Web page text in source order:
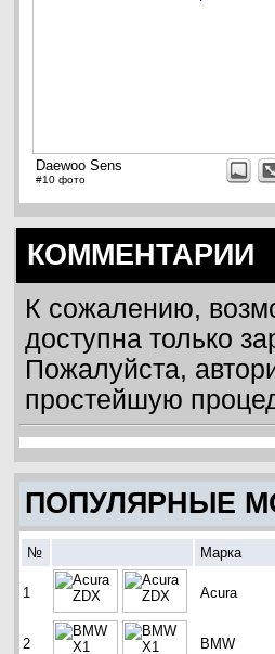
Daewoo Sens
#10 фото
КОММЕНТАРИИ
К сожалению,
доступна только
Пожалуйста,
простейшую
ПОПУЛЯРНЫЕ
№ Марка
1 Acura
2 BMW